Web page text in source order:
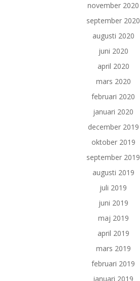
november 2020
september 2020
augusti 2020
juni 2020
april 2020
mars 2020
februari 2020
januari 2020
december 2019
oktober 2019
september 2019
augusti 2019
juli 2019
juni 2019
maj 2019
april 2019
mars 2019
februari 2019
januari 2019